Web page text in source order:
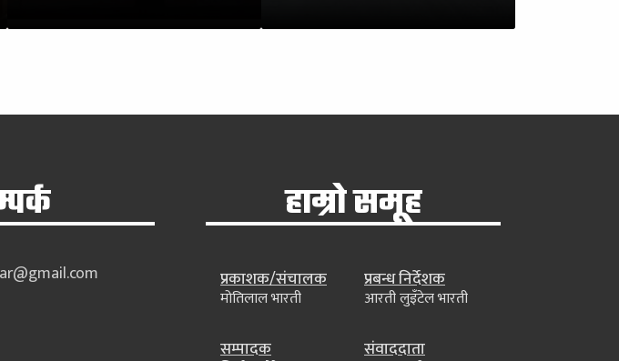
हाम्रो समूह
प्रकाशक/संचालक
मोतिलाल भारती
प्रबन्ध निर्देशक
आरती लुइँटेल भारती
सम्पादक संवाददाता